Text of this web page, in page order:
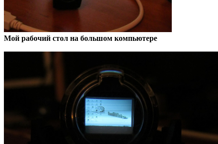
Мой рабочий стол на большом компьютере